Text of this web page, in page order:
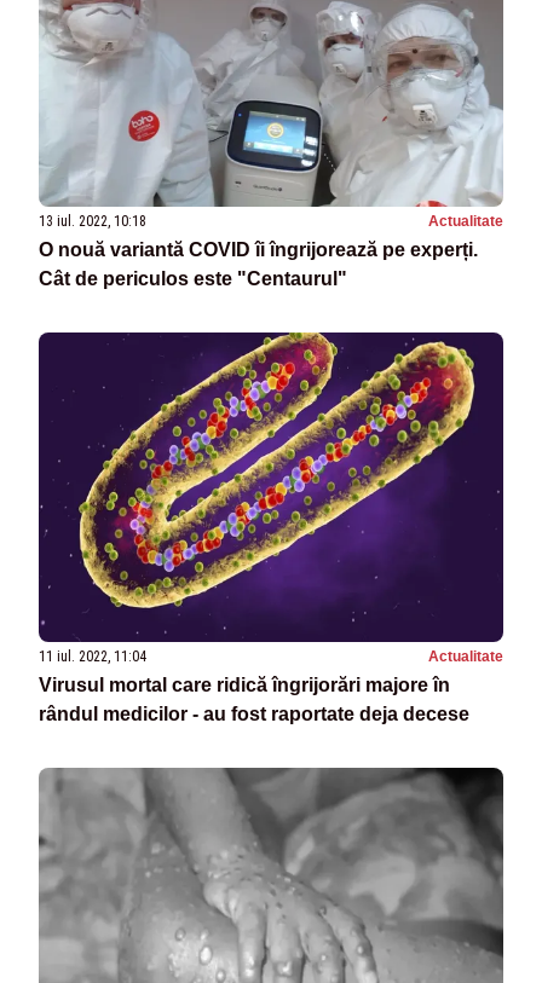
13 iul. 2022, 10:18 Actualitate
O nouă variantă COVID îi îngrijorează pe experți.
Cât de periculos este "Centaurul"
11 iul. 2022, 11:04 Actualitate
Virusul mortal care ridică îngrijorări majore în
rândul medicilor - au fost raportate deja decese